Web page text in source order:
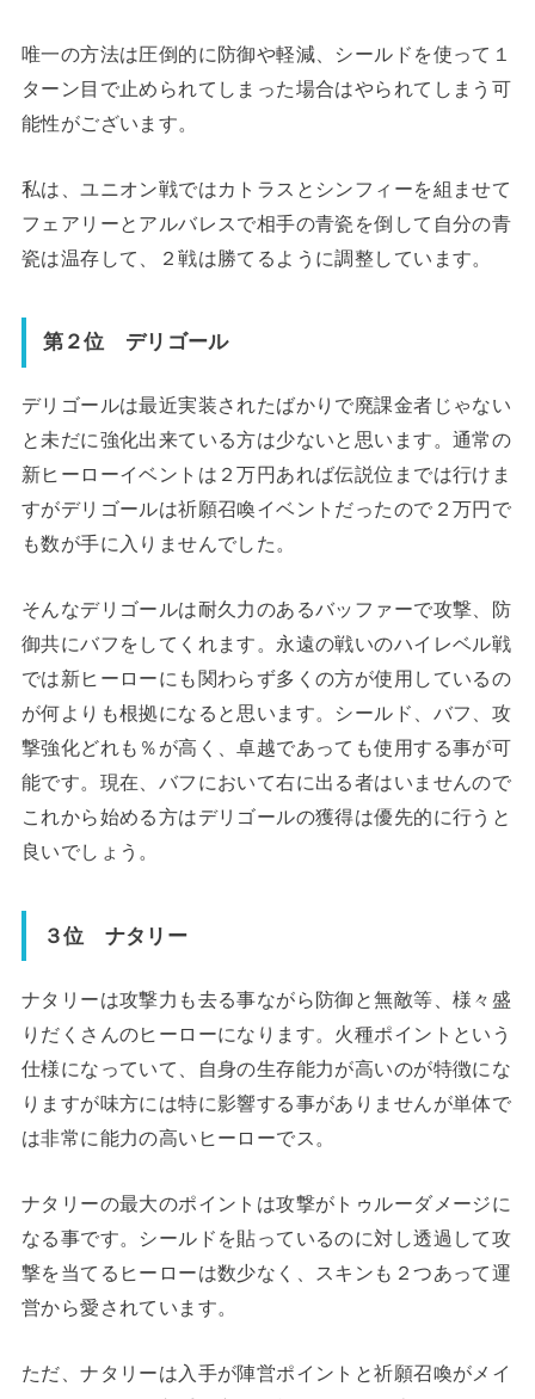
唯一の方法は圧倒的に防御や軽減、シールドを使って１
ターン目で止められてしまった場合はやられてしまう可
能性がございます。
私は、ユニオン戦ではカトラスとシンフィーを組ませて
フェアリーとアルバレスで相手の青瓷を倒して自分の青
瓷は温存して、２戦は勝てるように調整しています。
第２位 デリゴール
デリゴールは最近実装されたばかりで廃課金者じゃない
と未だに強化出来ている方は少ないと思います。通常の
新ヒーローイベントは２万円あれば伝説位までは行けま
すがデリゴールは祈願召喚イベントだったので２万円で
も数が手に入りませんでした。
そんなデリゴールは耐久力のあるバッファーで攻撃、防
御共にバフをしてくれます。永遠の戦いのハイレベル戦
では新ヒーローにも関わらず多くの方が使用しているの
が何よりも根拠になると思います。シールド、バフ、攻
撃強化どれも％が高く、卓越であっても使用する事が可
能です。現在、バフにおいて右に出る者はいませんので
これから始める方はデリゴールの獲得は優先的に行うと
良いでしょう。
３位 ナタリー
ナタリーは攻撃力も去る事ながら防御と無敵等、様々盛
りだくさんのヒーローになります。火種ポイントという
仕様になっていて、自身の生存能力が高いのが特徴にな
りますが味方には特に影響する事がありませんが単体で
は非常に能力の高いヒーローでス。
ナタリーの最大のポイントは攻撃がトゥルーダメージに
なる事です。シールドを貼っているのに対し透過して攻
撃を当てるヒーローは数少なく、スキンも２つあって運
営から愛されています。
ただ、ナタリーは入手が陣営ポイントと祈願召喚がメイ